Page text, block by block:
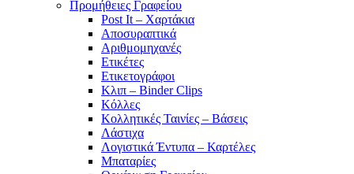
Προμήθειες Γραφείου
Post It – Χαρτάκια
Αποσυραπτικά
Αριθμομηχανές
Ετικέτες
Ετικετογράφοι
Κλιπ – Binder Clips
Κόλλες
Κολλητικές Ταινίες – Βάσεις
Λάστιχα
Λογιστικά Έντυπα – Καρτέλες
Μπαταρίες